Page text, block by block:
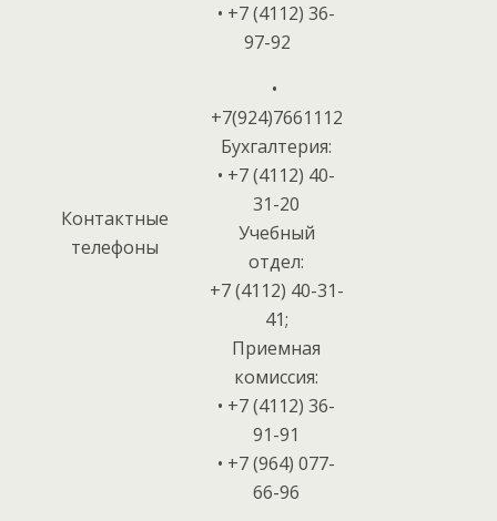
Контактные
телефоны
• +7 (4112) 36-
97-92
•
+7(924)7661112
Бухгалтерия:
• +7 (4112) 40-
31-20
Учебный
отдел:
+7 (4112) 40-31-
41;
Приемная
комиссия:
• +7 (4112) 36-
91-91
• +7 (964) 077-
66-96